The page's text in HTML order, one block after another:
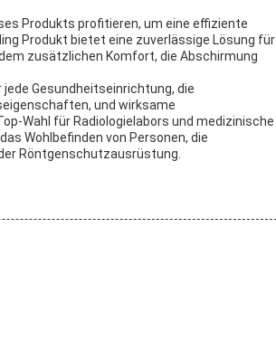
Produkts profitieren, um eine effiziente
Produkt bietet eine zuverlässige Lösung für
zusätzlichen Komfort, die Abschirmung
Gesundheitseinrichtung, die
und wirksame
Wahl für Radiologielabors und medizinische
Wohlbefinden von Personen, die
Röntgenschutzausrüstung.